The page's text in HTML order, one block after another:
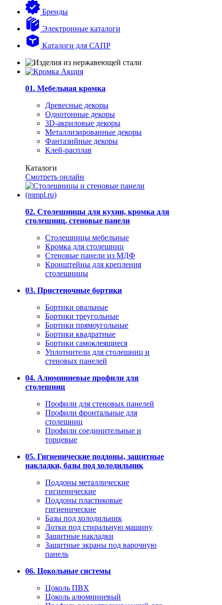
Бренды
Электронные каталоги
Каталоги для САПР
01. Мебельная кромка
Древесные декоры
Однотонные декоры
3D-акриловые декоры
Металлизированные декоры
Фантазийные декоры
Клей-расплав
Каталоги
Смотреть онлайн
02. Столешницы для кухни, кромка для
столешниц, стеновые панели
Столешницы мебельные
Кромка для столешниц
Стеновые панели из МДФ
Кронштейны для крепления
столешницы
03. Пристеночные бортики
Бортики овальные
Бортики треугольные
Бортики прямоугольные
Бортики квадратные
Бортики самоклеящиеся
Уплотнители для столешниц и
стеновых панелей
04. Алюминиевые профили для
столешниц
Профили для стеновых панелей
Профили фронтальные для
столешниц
Профили соединительные и
торцевые
05. Гигиенические поддоны, защитные
накладки, базы под холодильник
Поддоны металлические
гигиенические
Поддоны пластиковые
гигиенические
Базы под холодильник
Лотки под стиральную машину
Защитные накладки
Защитные экраны под варочную
панель
06. Цокольные системы
Цоколь ПВХ
Цоколь алюминиевый